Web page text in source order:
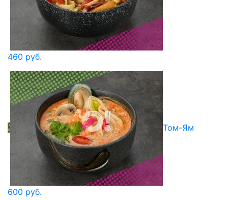
460 руб.
Том-Ям
600 руб.